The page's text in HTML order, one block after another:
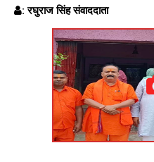
: रघुराज सिंह संवाददाता